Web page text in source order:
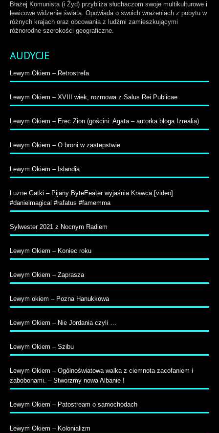
Błażej Komunista (i Żyd) przybliża słuchaczom swoje multikulturowe i
lewicowe widzenie świata. Opowiada o swoich wrażeniach z pobytu w
różnych krajach oraz obcowania z ludźmi zamieszkującymi
różnorodne szerokości geograficzne.
AUDYCJE
Lewym Okiem – Retrostrefa
Lewym Okiem – XVIII wiek, rozmowa z Salus Rei Publicae
Lewym Okiem – Erec Zion (gościni: Agata – autorka bloga Izrealia)
Lewym Okiem – O broni w zastepstwie
Lewym Okiem – Islandia
Luzne Gatki – Pijany ByteEeater wyjaśnia Krawca [video]
#danielmagical #rafatus #famemma
Sylwester 2021 z Nocnym Radiem
Lewym Okiem – Koniec roku
Lewym Okiem – Zaprasza
Lewym okiem – Pozna Hanukkowa
Lewym Okiem – Nie Jordania czyli …
Lewym Okiem – Szibu
Lewym Okiem – Ogólnoświatowa walka z ciemnota zacofaniem i
zabobonami. – Stworzmy nowa Albanie !
Lewym Okiem – Patostream o samochodach
Lewym Okiem – Kolonializm